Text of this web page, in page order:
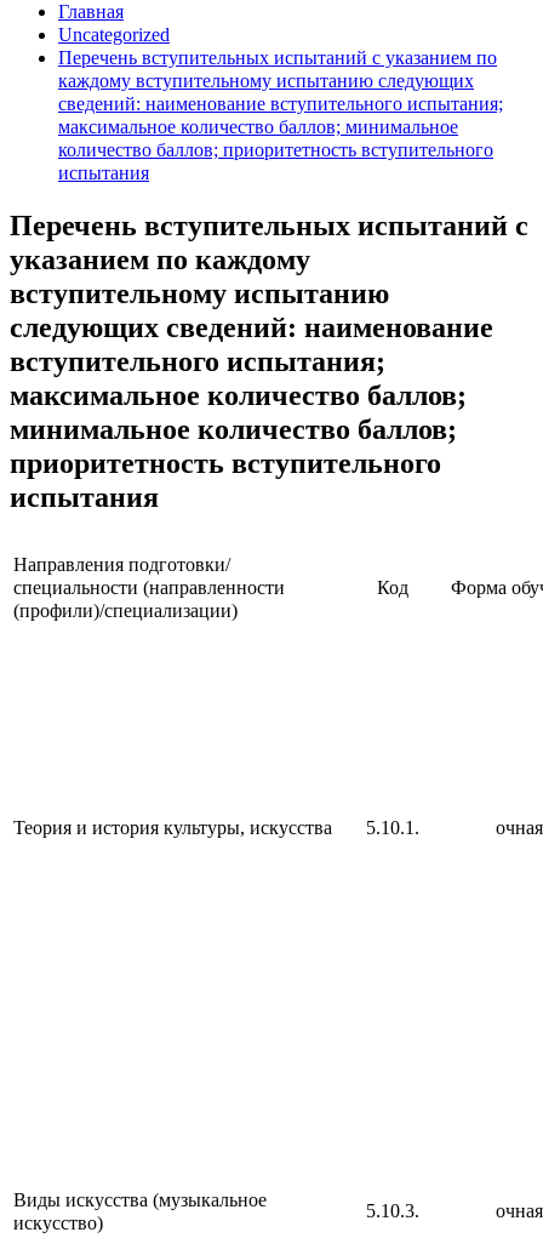
Главная
Uncategorized
Перечень вступительных испытаний с указанием по
каждому вступительному испытанию следующих
сведений: наименование вступительного испытания;
максимальное количество баллов; минимальное
количество баллов; приоритетность вступительного
испытания
Перечень вступительных испытаний с
указанием по каждому
вступительному испытанию
следующих сведений: наименование
вступительного испытания;
максимальное количество баллов;
минимальное количество баллов;
приоритетность вступительного
испытания
Направления подготовки/
специальности (направленности
(профили)/специализации)
Код Форма
Теория и история культуры, искусства 5.10.1. очная
Виды искусства (музыкальное
искусство)
5.10.3. очная